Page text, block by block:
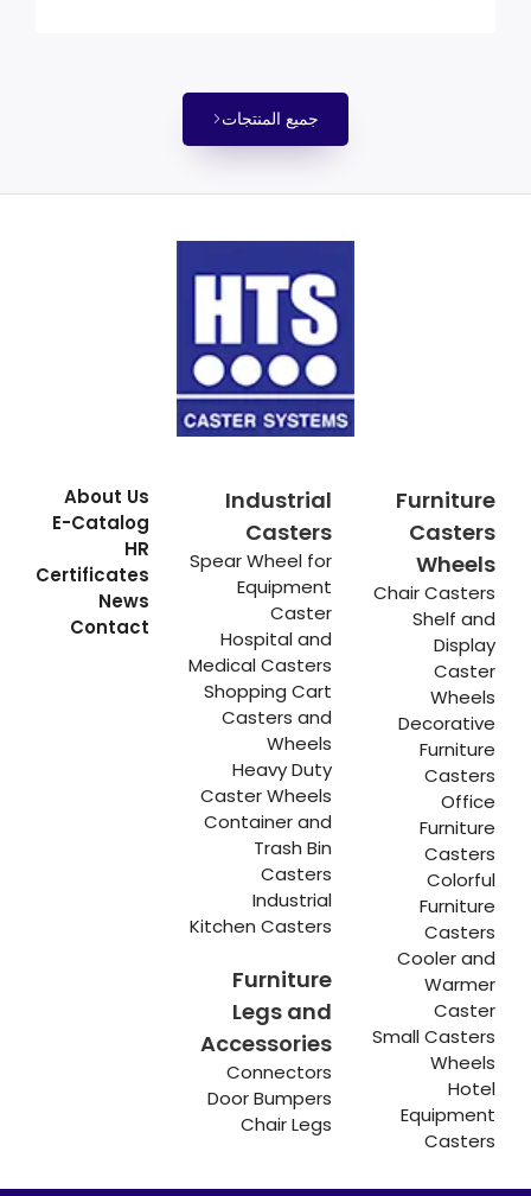
جميع المنتجات
Furniture
Casters
Wheels
Chair Casters
Shelf and
Display
Caster
Wheels
Decorative
Furniture
Casters
Office
Furniture
Casters
Colorful
Furniture
Casters
Cooler and
Warmer
Caster
Small Casters
Wheels
Hotel
Equipment
Casters
Industrial
Casters
Spear Wheel for
Equipment
Caster
Hospital and
Medical Casters
Shopping Cart
Casters and
Wheels
Heavy Duty
Caster Wheels
Container and
Trash Bin
Casters
Industrial
Kitchen Casters
Furniture
Legs and
Accessories
Connectors
Door Bumpers
Chair Legs
About Us
E-Catalog
HR
Certificates
News
Contact